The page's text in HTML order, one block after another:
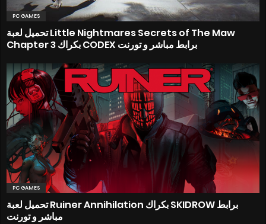
PC GAMES
تحميل لعبة Little Nightmares Secrets of The Maw
Chapter 3 بكراك CODEX برابط مباشر و تورنت
PC GAMES
تحميل لعبة Ruiner Annihilation بكراك SKIDROW برابط
مباشر و تورنت